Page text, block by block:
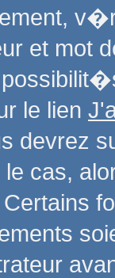
et mot
le lien
devrez
le cas,